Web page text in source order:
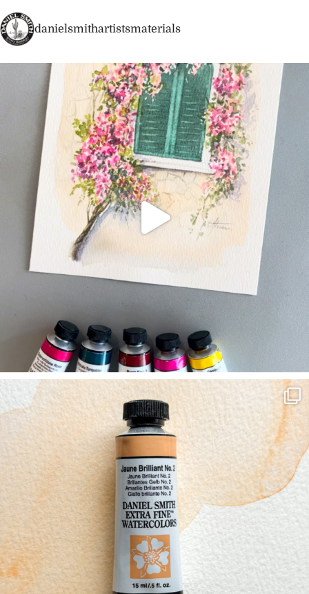
danielsmithartistsmaterials